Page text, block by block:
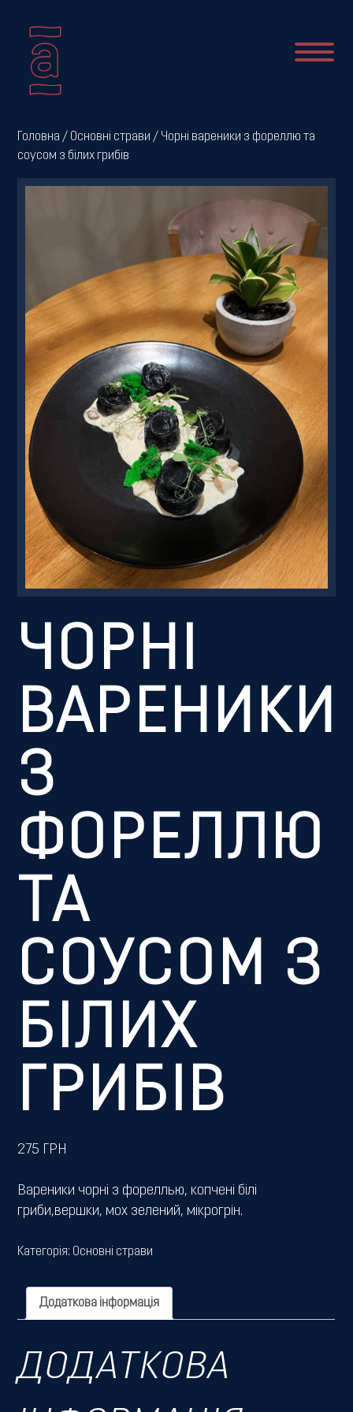
Про
нас
Меню
Галерея
Резервація
Головна / Основні страви / Чорні вареники з фореллю та
соусом з білих грибів
ЧОРНІ
ВАРЕНИКИ
З
ФОРЕЛЛЮ
ТА
СОУСОМ З
БІЛИХ
ГРИБІВ
275 ГРН
Вареники чорні з фореллью, копчені білі
гриби,вершки, мох зелений, мікрогрін.
Категорія: Основні страви
Додаткова інформація
ДОДАТКОВА